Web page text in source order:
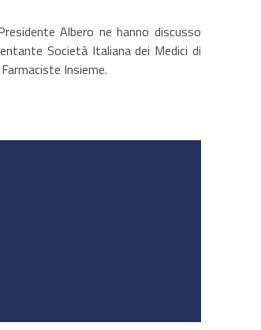
Albero ne hanno discusso
Società Italiana dei Medici di
Insieme.